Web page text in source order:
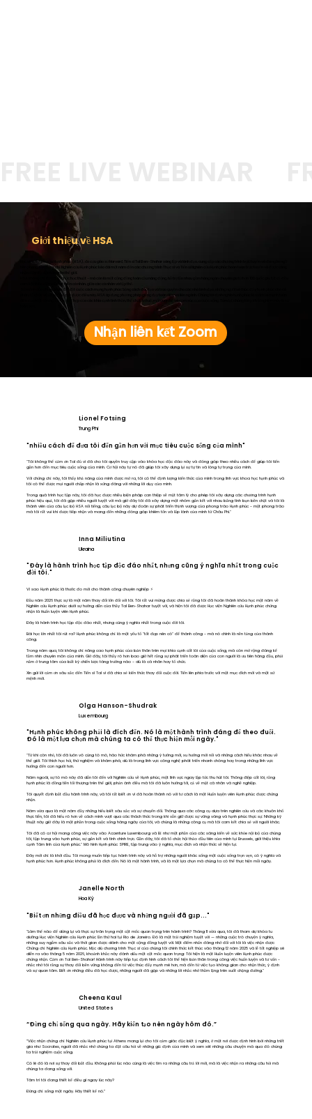
Giới thiệu về HSA
Học viện Nghiên cứu Hạnh phúc (HSA), do cựu giáo sư Harvard, Tiến sĩ Tal Ben-Shahar sáng lập và lãnh đạo, cung cấp các chương trình trực tuyến và đa ngôn ngữ
tiên phong, từ Chứng chỉ Nghiên cứu Hạnh phúc kéo dài một năm đến các chương trình Thạc sĩ và Tiến sĩ Nghiên cứu Hạnh phúc hoàn toàn trực tuyến và được công
nhận đầy đủ đầu tiên trên thế giới.
HSA không chỉ là một tổ chức học thuật - mà còn là một cộng đồng toàn cầu năng động, hỗ trợ lẫn nhau gồm hàng ngàn chuyên gia từ hơn 100 quốc gia, tất cả đều
cam kết thúc đẩy sự phát triển cá nhân, giữa các cá nhân và tập thể.
Sứ mệnh của chúng tôi là dẫn dắt cuộc cách mạng hạnh phúc bằng cách đào tạo và trao quyền cho các nhà lãnh đạo, những người sẽ thúc đẩy hạnh phúc cho cá
nhân, tổ chức và xã hội. Để đạt được điều này, HSA áp dụng phương pháp giảng dạy toàn diện và liên ngành. Chúng tôi định nghĩa hạnh phúc là sự khỏe mạnh toàn
diện của một con người - sự kết hợp của các khía cạnh tinh thần, thể chất, trí tuệ, mối quan hệ và cảm xúc của cuộc sống. Tóm lại, chúng tôi gọi trải nghiệm này là sự
Nhận liên kết Zoom
Lionel Fotsing
Trung Phi
"nhiều cách để đưa tôi đến gần hơn với mục tiêu cuộc sống của mình"
"Tôi không thể cảm ơn Tal đủ vì đã cho tôi quyền truy cập vào khóa học độc đáo này và đóng góp theo nhiều cách để giúp tôi tiến
gần hơn đến mục tiêu cuộc sống của mình. Cơ hội này tự nó đã giúp tôi xây dựng lại sự tự tin và lòng tự trọng của mình.
Với chứng chỉ này, tôi thấy khả năng của mình được mở ra, tôi có thể định lượng kiến thức của mình trong lĩnh vực khoa học hạnh phúc và
tôi có thể được mọi người chấp nhận là xứng đáng với những lời dạy của mình.
Trong quá trình học tập này, tôi đã học được nhiều biện pháp can thiệp về mặt tâm lý cho phép tôi xây dựng các chương trình hạnh
phúc hiệu quả, tôi đã gặp nhiều người tuyệt vời mà giờ đây tôi đã xây dựng một nhóm gắn kết với nhau bằng tình bạn bền chặt và tôi là
thành viên của câu lạc bộ HSA nổi tiếng, câu lạc bộ này dự đoán sự phát triển thịnh vượng của phong trào Hạnh phúc - một phong trào
mà tôi rất vui khi được tiếp nhận và mang đến những đóng góp khiêm tốn và lấp lánh của mình từ Châu Phi."
Inna Miliutina
Ukraina
"Đây là hành trình học tập độc đáo nhất, nhưng cũng ý nghĩa nhất trong cuộc
đời tôi."
Vì sao Hạnh phúc là thước đo mới cho thành công chuyên nghiệp ⚡️
Đầu năm 2026 thực sự là một năm thay đổi lớn đối với tôi. Tôi rất vui mừng được chia sẻ rằng tôi đã hoàn thành khóa học một năm về
Nghiên cứu Hạnh phúc dưới sự hướng dẫn của thầy Tal Ben-Shahar tuyệt vời, và hiện tôi đã được Học viện Nghiên cứu Hạnh phúc chứng
nhận là Huấn luyện viên Hạnh phúc.
Đây là hành trình học tập độc đáo nhất, nhưng cũng ý nghĩa nhất trong cuộc đời tôi.
Bài học lớn nhất tôi rút ra? Hạnh phúc không chỉ là một yếu tố "tốt đẹp nên có" để thành công - mà nó chính là nền tảng của thành
công.
Trong năm qua, tôi không chỉ nâng cao hạnh phúc của bản thân trên mọi khía cạnh cốt lõi của cuộc sống, mà còn mở rộng đáng kể
tầm nhìn chuyên môn của mình. Giờ đây, tôi thấy rõ hơn bao giờ hết rằng sự phát triển toàn diện của con người là ưu tiên hàng đầu, phải
nằm ở trung tâm của bất kỳ chiến lược tăng trưởng nào - dù là cá nhân hay tổ chức.
Xin gửi lời cảm ơn sâu sắc đến Tiến sĩ Tal vì đã chia sẻ kiến thức thay đổi cuộc đời. Tiến lên phía trước với một mục đích mới và một sứ
mệnh mới.
Olga Hanson-Shudrak
Luxembourg
"Hạnh phúc không phải là đích đến. Nó là một hành trình đáng để theo đuổi.
Đó là một lựa chọn mà chúng ta có thể thực hiện mỗi ngày."
"Từ khi còn nhỏ, tôi đã luôn vô cùng tò mò, háo hức khám phá những ý tưởng mới, xu hướng mới nổi và những cách hiểu khác nhau về
thế giới. Tôi thích học hỏi, thử nghiệm và khám phá, dù là trong lĩnh vực công nghệ phát triển nhanh chóng hay trong những lĩnh vực
hướng đến con người hơn.
Năm ngoái, sự tò mò này đã dẫn tôi đến với Nghiên cứu về Hạnh phúc, một lĩnh vực ngay lập tức thu hút tôi. Thông điệp cốt lõi, rằng
hạnh phúc là đồng tiền tối thượng trên thế giới, phản ánh điều mà tôi đã luôn hướng tới, cả về mặt cá nhân và nghề nghiệp.
Tôi quyết định bắt đầu hành trình này, và tôi rất biết ơn vì đã hoàn thành nó với tư cách là một Huấn luyện viên Hạnh phúc được chứng
nhận.
Năm vừa qua là một năm đầy những hiểu biết sâu sắc và sự chuyển đổi. Thông qua các công cụ dựa trên nghiên cứu và các khuôn khổ
thực tiễn, tôi đã hiểu rõ hơn về cách mình vượt qua các thách thức trong khi vẫn giữ được sự vững vàng và hạnh phúc thực sự. Những kỹ
thuật này giờ đây là một phần trong cuộc sống hàng ngày của tôi, và chúng là những công cụ mà tôi cam kết chia sẻ với người khác.
Tôi đã có cơ hội mang công việc này vào Accenture Luxembourg và Bỉ như một phần của các sáng kiến về sức khỏe nội bộ của chúng
tôi, tập trung vào hạnh phúc, sự gắn kết và tính chính trực. Gần đây, tôi đã tổ chức hội thảo đầu tiên của mình tại Brussels, giới thiệu khía
cạnh Tâm linh của Hạnh phúc." Mô hình Hạnh phúc SPIRE, tập trung vào ý nghĩa, mục đích và nhận thức về hiện tại.
Đây mới chỉ là khởi đầu. Tôi mong muốn tiếp tục hành trình này và hỗ trợ những người khác sống một cuộc sống trọn vẹn, có ý nghĩa và
hạnh phúc hơn. Hạnh phúc không phải là đích đến. Nó là một hành trình, và là một lựa chọn mà chúng ta có thể thực hiện mỗi ngày.
Janelle North
Hoa Kỳ
"Biết ơn những điều đã học được và những người đã gặp..."
"Làm thế nào để dừng lại và thực sự trân trọng một cột mốc quan trọng trên hành trình? Tháng 11 vừa qua, tôi đã tham dự khóa tu
dưỡng Học viện Nghiên cứu Hạnh phúc lần thứ hai tại Rio de Janeiro. Đó là một trải nghiệm tuyệt vời — những cuộc trò chuyện ý nghĩa,
những suy ngẫm sâu sắc và thời gian được dành cho một cộng đồng tuyệt vời. Một điểm nhấn đáng nhớ đối với tôi là việc nhận được
Chứng chỉ Nghiên cứu Hạnh phúc. Mặc dù chương trình Thạc sĩ của chúng tôi chính thức kết thúc vào tháng 12 năm 2025 và lễ tốt nghiệp sẽ
diễn ra vào tháng 5 năm 2026, khoảnh khắc này đánh dấu một cột mốc quan trọng: Tôi hiện là một Huấn luyện viên Hạnh phúc được
chứng nhận. Cảm ơn Tal Ben-Shahar! Hành trình này tiếp tục định hình cách tôi thể hiện bản thân trong công việc huấn luyện và tư vấn -
nhắc nhở tôi rằng sự thay đổi bền vững không đến từ việc thúc đẩy mạnh mẽ hơn, mà đến từ việc tạo không gian cho nhận thức, ý định
và sự quan tâm. Biết ơn những điều đã học được, những người đã gặp và những lời nhắc nhở thầm lặng trên suốt chặng đường."
Cheena Kaul
United States
“Đừng chỉ sống qua ngày. Hãy kiến tạo nên ngày hôm đó.”
“Việc nhận chứng chỉ Nghiên cứu Hạnh phúc tại Athens mang lại cho tôi cảm giác đặc biệt ý nghĩa, ở một nơi được định hình bởi những triết
gia như Socrates, người đã nhắc nhở chúng ta đặt câu hỏi về những giả định của mình và xem xét những câu chuyện mà qua đó chúng
ta trải nghiệm cuộc sống.
Có lẽ đó là nơi sự thay đổi bắt đầu. Không phải lúc nào cũng là việc tìm ra những câu trả lời mới, mà là việc nhận ra những câu hỏi mà
chúng ta đang sống với.
Tâm trí tôi đang thiết kế điều gì ngay lúc này?
Đừng chỉ sống một ngày. Hãy thiết kế nó.”